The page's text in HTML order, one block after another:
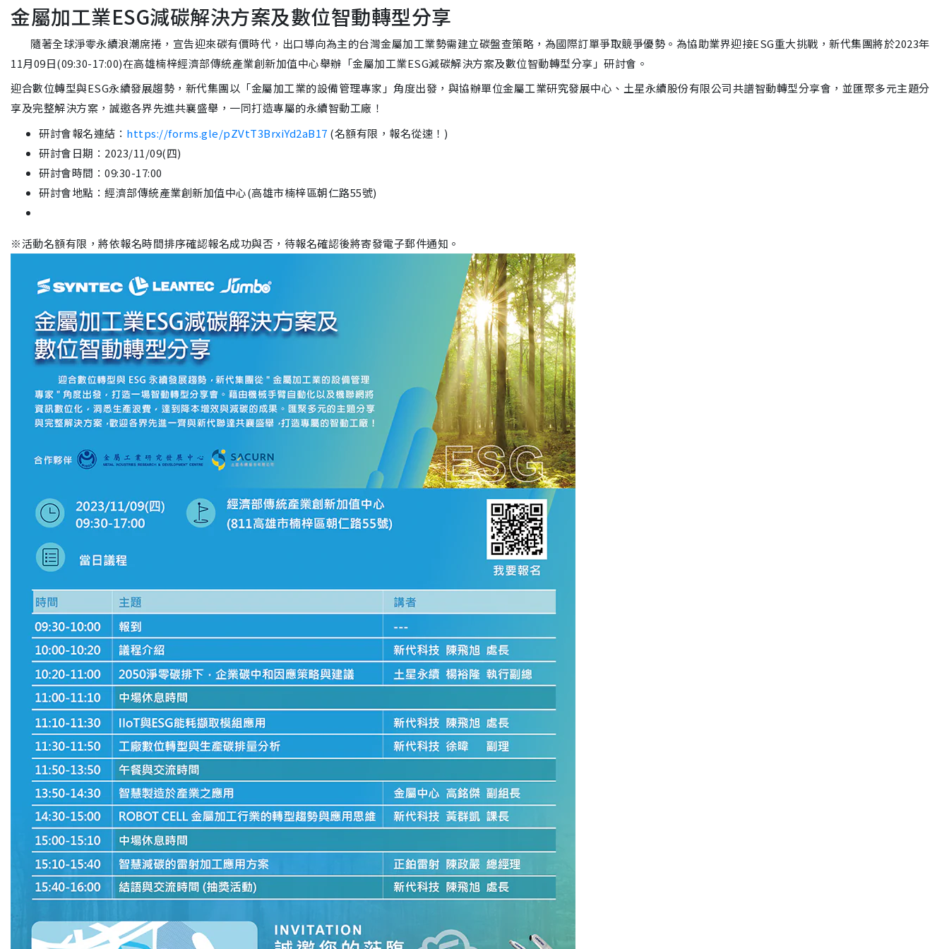
金屬加工業ESG減碳解決方案及數位智動轉型分享
隨著全球淨零永續浪潮席捲，宣告迎來碳有價時代， 出口導向為主的台灣金屬加工業勢需建立碳盤查策略， 為國際訂單爭取競爭優勢。為協助業界迎接ESG重大挑戰， 新代集團將於2023年
11月09日(09:30-17:00)在高雄楠梓經濟部傳統產業創新加值中心舉辦「金屬加工業ESG減碳解決方案及數位智動轉型分享」研討會。
迎合數位轉型與ESG永續發展趨勢，新代集團以「金屬加工業的設備管理專家」角度出發， 與協辦單位金屬工業研究發展中心、 土星永續股份有限公司共譜智動轉型分享會， 並匯聚多元主題分
享及完整解決方案，誠邀各界先進共襄盛舉， 一同打造專屬的永續智動工廠！
研討會報名連結： https://forms.gle/pZVtT3BrxiYd2aB17 (名額有限，報名從速！)
研討會日期：2023/11/09(四)
研討會時間：09:30-17:00
研討會地點：經濟部傳統產業創新加值中心(高雄市楠梓區朝仁路55號)
※活動名額有限，將依報名時間排序確認報名成功與否，待報名確認後將寄發電子郵件通知。